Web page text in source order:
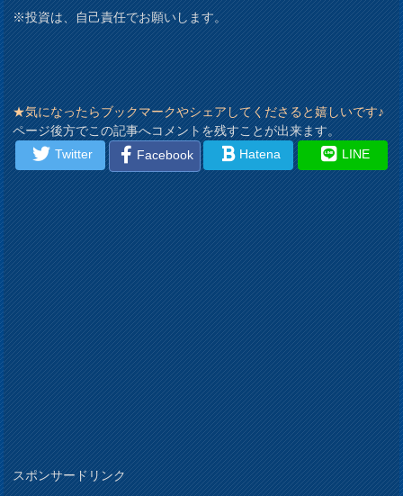
※投資は、自己責任でお願いします。
★気になったらブックマークやシェアしてくださると嬉しいです♪
ページ後方でこの記事へコメントを残すことが出来ます。
Twitter
Facebook Hatena LINE
スポンサードリンク